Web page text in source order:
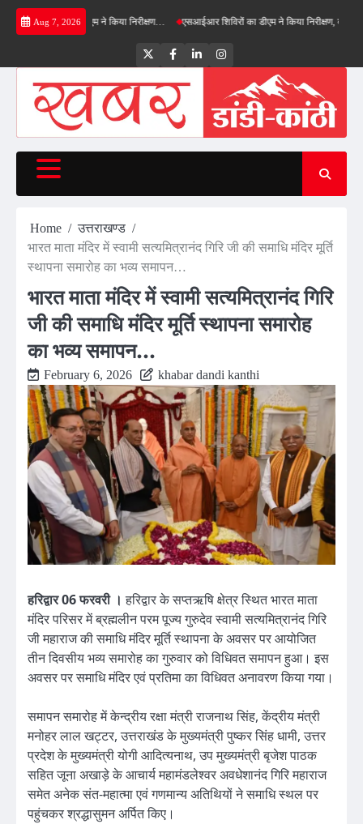
Skip
Aug 7, 2026
का डीएम ने किया निरीक्षण… एसआईआर शिविरों का डीएम ने किया निरीक्षण, बोले—कोई पात्र
TwitterFacebookLinkedInInstagram
Home
उत्तराखण्ड
भारत माता मंदिर में स्वामी सत्यमित्रानंद गिरि जी की समाधि मंदिर मूर्ति
स्थापना समारोह का भव्य समापन…
भारत माता मंदिर में स्वामी सत्यमित्रानंद गिरि
जी की समाधि मंदिर मूर्ति स्थापना समारोह
का भव्य समापन…
February 6, 2026 khabar dandi kanthi
हरिद्वार 06 फरवरी । हरिद्वार के सप्तऋषि क्षेत्र स्थित भारत माता
मंदिर परिसर में ब्रह्मलीन परम पूज्य गुरुदेव स्वामी सत्यमित्रानंद गिरि
जी महाराज की समाधि मंदिर मूर्ति स्थापना के अवसर पर आयोजित
तीन दिवसीय भव्य समारोह का गुरुवार को विधिवत समापन हुआ। इस
अवसर पर समाधि मंदिर एवं प्रतिमा का विधिवत अनावरण किया गया।
समापन समारोह में केन्द्रीय रक्षा मंत्री राजनाथ सिंह, केंद्रीय मंत्री
मनोहर लाल खट्टर, उत्तराखंड के मुख्यमंत्री पुष्कर सिंह धामी, उत्तर
प्रदेश के मुख्यमंत्री योगी आदित्यनाथ, उप मुख्यमंत्री बृजेश पाठक
सहित जूना अखाड़े के आचार्य महामंडलेश्वर अवधेशानंद गिरि महाराज
समेत अनेक संत-महात्मा एवं गणमान्य अतिथियों ने समाधि स्थल पर
पहुंचकर श्रद्धासुमन अर्पित किए।